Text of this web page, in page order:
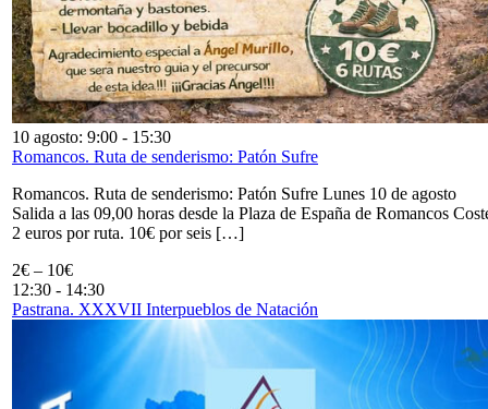
10 agosto: 9:00 - 15:30
Romancos. Ruta de senderismo: Patón Sufre
Romancos. Ruta de senderismo: Patón Sufre Lunes 10 de agosto
Salida a las 09,00 horas desde la Plaza de España de Romancos
2 euros por ruta. 10€ por seis […]
2€ – 10€
12:30 - 14:30
Pastrana. XXXVII Interpueblos de Natación